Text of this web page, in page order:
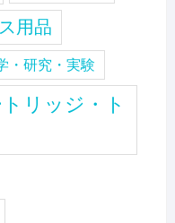
用品
・研究・実験
リッジ・ト